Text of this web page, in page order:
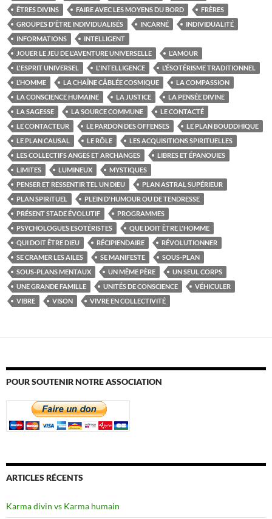
ÊTRES DIVINS FAIRE AVEC LES MOYENS DU BORD
FRÈRES
GROUPES D'ÊTRE INDIVIDUALISÉS
INCARNÉ
INDIVIDUALITÉ
INFORMATIONS
INTELLIGENT
JOUER LE JEU DE L'AVENTURE UNIVERSELLE
L'AMOUR
L'ESPRIT UNIVERSEL
L'INTELLIGENCE
L’ÉSOTÉRISME TRADITIONNEL
L’HOMME
LA CHAÎNE CÂBLÉE COSMIQUE
LA COMPASSION
LA CONSCIENCE HUMAINE
LA JUSTICE
LA PENSÉE DIVINE
LA SAGESSE
LA SOURCE COMMUNE
LE CONTACTÉ
LE CONTACTEUR
LE PARDON DES OFFENSES
LE PLAN BOUDDHIQUE
LE PLAN CAUSAL
LE RÔLE
LES ACQUISITIONS SPIRITUELLES
LES COLLECTIFS ANGES ET ARCHANGES
LIBRES ET ÉPANOUIES
LIMITES
LUMINEUX
MYSTIQUES
PENSER ET RESSENTIR TEL UN DIEU
PLAN ASTRAL SUPÉRIEUR
PLAN SPIRITUEL
PLEIN D'HUMOUR OU DE TENDRESSE
PRÉSENT STADE ÉVOLUTIF
PROGRAMMES
PSYCHOLOGUES ESOTÉRISTES
QUE DOIT ÊTRE L'HOMME
QUI DOIT ÊTRE DIEU
RÉCIPIENDAIRE
RÉVOLUTIONNER
SE CRAMER LES AILES
SE MANIFESTE
SOUS-PLAN
SOUS-PLANS MENTAUX
UN MÊME PÈRE
UN SEUL CORPS
UNE GRANDE FAMILLE
UNITÉS DE CONSCIENCE
VÉHICULER
VIBRE
VISON VIVRE EN COLLECTIVITÉ
POUR SOUTENIR NOTRE ASSOCIATION
ARTICLES RÉCENTS
Karma divin vs Karma humain